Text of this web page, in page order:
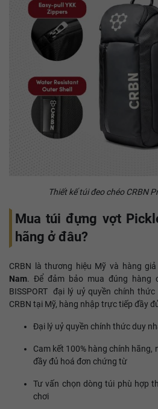
Thiết kế túi đeo chéo CRBN
Mua túi đựng vợt
hãng ở đâu?
CRBN là thương hiệu Mỹ và hàng
Nam. Để đảm bảo mua đúng hàng
BISSPORT đại lý uỷ quyền chính
CRBN tại Mỹ, hàng nhập trực tiếp đầy
Đại lý uỷ quyền chính thức duy
Cam kết 100% hàng chính hãng,
đầy đủ hoá đơn chứng từ
Tư vấn chọn dòng túi phù hợp
chơi